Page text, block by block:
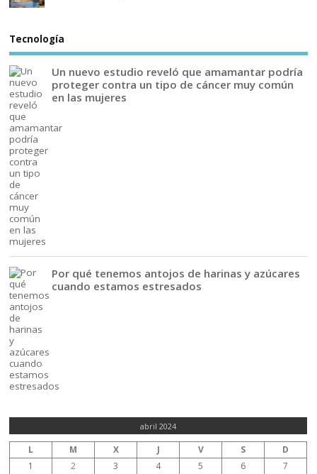
Tecnología
Un nuevo estudio reveló que amamantar podría
proteger contra un tipo de cáncer muy común
en las mujeres
Por qué tenemos antojos de harinas y azúcares
cuando estamos estresados
abril 2024
L M X J V S
D
1
2 3 4 5 6 7